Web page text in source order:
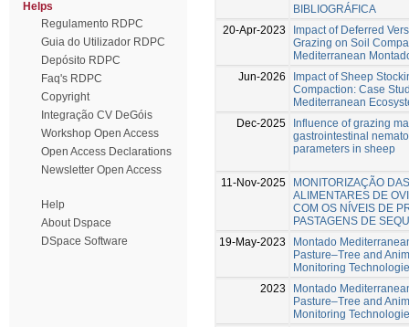
Helps
Regulamento RDPC
Guia do Utilizador RDPC
Depósito RDPC
Faq's RDPC
Copyright
Integração CV DeGóis
Workshop Open Access
Open Access Declarations
Newsletter Open Access
Help
About Dspace
DSpace Software
BIBLIOGRÁFICA
20-Apr-2023
Impact of Deferred
Grazing on Soil
Mediterranean
Jun-2026
Impact of Sheep
Compaction: Case
Mediterranean
Dec-2025
Influence of grazing
gastrointestinal
parameters in sheep
11-Nov-2025
MONITORIZAÇÃO
ALIMENTARES DE
COM OS NÍVEIS DE
PASTAGENS DE
19-May-2023
Montado
Pasture–Tree and
Monitoring
2023
Montado
Pasture–Tree and
Monitoring